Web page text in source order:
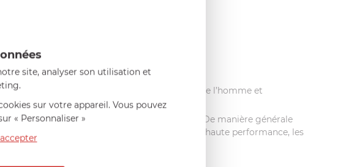
entièrement recyclable.
de votre casserole dans le respect de l’homme et
de votre article inox sans anti-adhérent
. De manière générale
. En effet, grâce à leur fond thermo diffuseur haute performance, les
Javel dans vos produits Cristel.
site, analyser son utilisation et
sur votre appareil. Vous pouvez
« Personnaliser »